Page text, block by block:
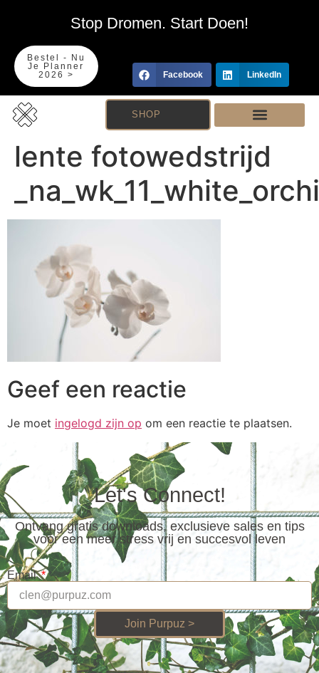
Stop Dromen. Start Doen!
Bestel - Nu
Je Planner
2026 >
Facebook LinkedIn
SHOP
lente fotowedstrijd
Geef een reactie
Je moet ingelogd zijn op om een reactie te plaatsen.
Let's Connect!
Ontvang gratis downloads, exclusieve sales en tips
voor een meer stress vrij en succesvol leven
Email
Join Purpuz >